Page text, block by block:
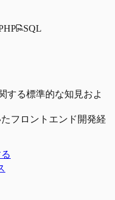
SQL
する標準的な知見およ
たフロントエンド開発経